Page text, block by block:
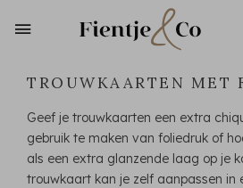
TROUWKAARTEN MET
Geef je trouwkaarten een extra
gebruik te maken van foliedruk of
als een extra glanzende laag op je
trouwkaart kan je zelf aanpassen in